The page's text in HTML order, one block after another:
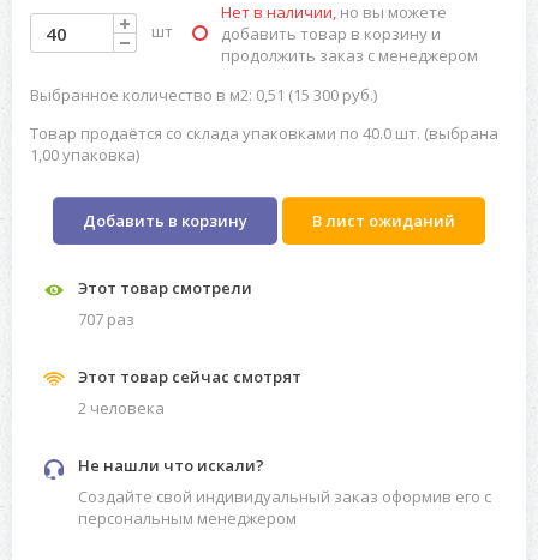
шт
Нет в наличии, но вы можете
добавить товар в корзину и
продолжить заказ с менеджером
Выбранное количество в м2: 0,51 (15 300 руб.)
Товар продаётся со склада упаковками по 40.0 шт. (выбрана
1,00 упаковка)
Добавить в корзину В лист ожиданий
Этот товар смотрели
707 раз
Этот товар сейчас смотрят
2 человекa
Не нашли что искали?
Создайте свой индивидуальный заказ оформив его с
персональным менеджером